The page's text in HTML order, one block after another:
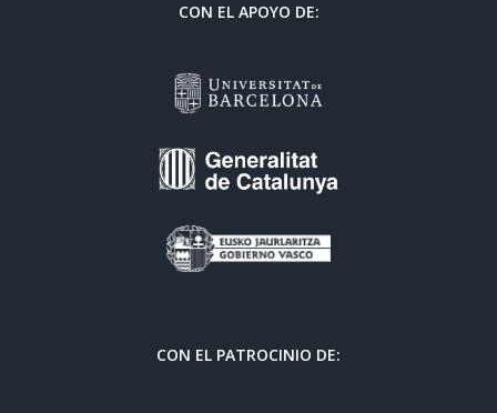
CON EL APOYO DE:
CON EL PATROCINIO DE: